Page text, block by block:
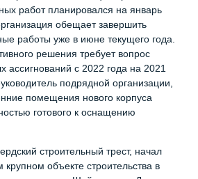
работ планировался на январь
обещает завершить
работы уже в июне текущего года.
решения требует вопрос
ассигнований с 2022 года на 2021
подрядной организации,
помещения нового корпуса
готового к оснащению
строительный трест, начал
объекте строительства в